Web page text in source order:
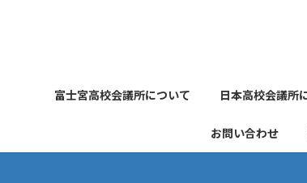
富士宮高校会議所について 日本高校会議所
お問い合わせ